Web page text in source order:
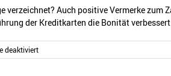
verzeichnet? Auch positive Vermerke
der Kreditkarten die Bonität
deaktiviertfür
Ist